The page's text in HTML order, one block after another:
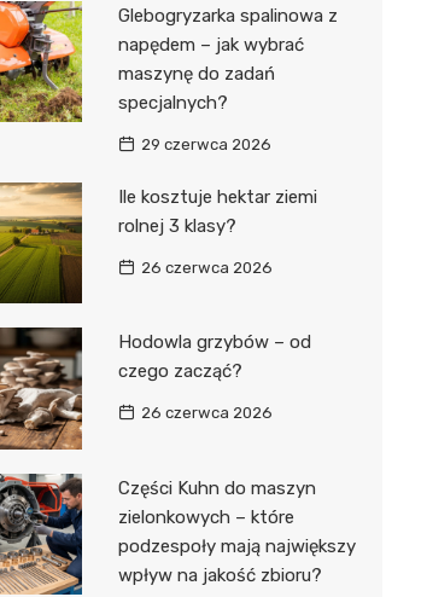
Glebogryzarka spalinowa z
napędem – jak wybrać
maszynę do zadań
specjalnych?
29 czerwca 2026
Ile kosztuje hektar ziemi
rolnej 3 klasy?
26 czerwca 2026
Hodowla grzybów – od
czego zacząć?
26 czerwca 2026
Części Kuhn do maszyn
zielonkowych – które
podzespoły mają największy
wpływ na jakość zbioru?